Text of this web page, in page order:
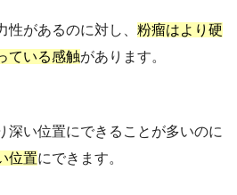
性があるのに対し、 粉瘤はより硬
ている感触があります。
深い位置にできることが多いのに
位置にできます。